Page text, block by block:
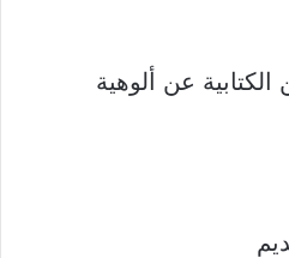
الكتابية عن ألوهية